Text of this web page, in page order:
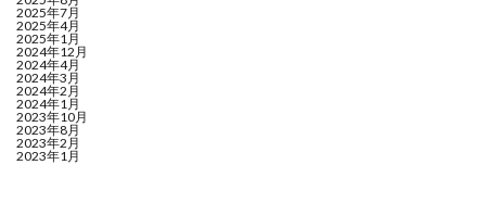
2025年7月
2025年4月
2025年1月
2024年12月
2024年4月
2024年3月
2024年2月
2024年1月
2023年10月
2023年8月
2023年2月
2023年1月